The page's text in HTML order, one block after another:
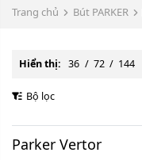
Trang chủ Bút PARKER
Hiển thị: 36 / 72 / 144
Bộ lọc
Parker Vertor